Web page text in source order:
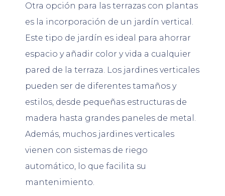
Otra opción para las terrazas con plantas
es la incorporación de un jardín vertical.
Este tipo de jardín es ideal para ahorrar
espacio y añadir color y vida a cualquier
pared de la terraza. Los jardines verticales
pueden ser de diferentes tamaños y
estilos, desde pequeñas estructuras de
madera hasta grandes paneles de metal.
Además, muchos jardines verticales
vienen con sistemas de riego
automático, lo que facilita su
mantenimiento.